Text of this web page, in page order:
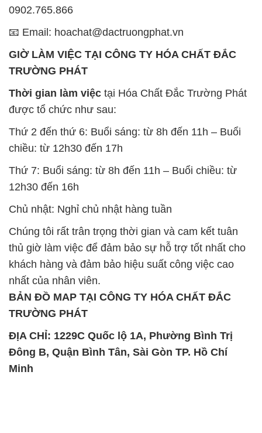
0902.765.866
📧 Email: hoachat@dactruongphat.vn
GIỜ LÀM VIỆC TẠI CÔNG TY HÓA CHẤT ĐẮC
TRƯỜNG PHÁT
Thời gian làm việc tại Hóa Chất Đắc Trường Phát
được tổ chức như sau:
Thứ 2 đến thứ 6: Buổi sáng: từ 8h đến 11h – Buổi
chiều: từ 12h30 đến 17h
Thứ 7: Buổi sáng: từ 8h đến 11h – Buổi chiều: từ
12h30 đến 16h
Chủ nhật: Nghỉ chủ nhật hàng tuần
Chúng tôi rất trân trọng thời gian và cam kết tuân
thủ giờ làm việc để đảm bảo sự hỗ trợ tốt nhất cho
khách hàng và đảm bảo hiệu suất công việc cao
nhất của nhân viên.
BẢN ĐỒ MAP TẠI CÔNG TY HÓA CHẤT ĐẮC
TRƯỜNG PHÁT
ĐỊA CHỈ: 1229C Quốc lộ 1A, Phường Bình Trị
Đông B, Quận Bình Tân, Sài Gòn TP. Hồ Chí
Minh